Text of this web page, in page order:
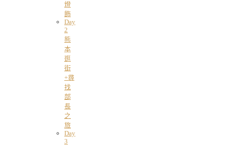
燈
飾
Day
2
熊
本
逛
街
+尋
找
部
長
之
旅
Day
3